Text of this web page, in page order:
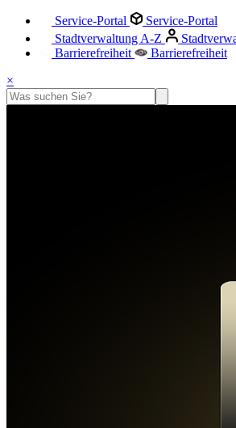
Service-Portal
Service-Portal
Stadtverwaltung A-Z
Barrierefreiheit
Barrierefreiheit
×